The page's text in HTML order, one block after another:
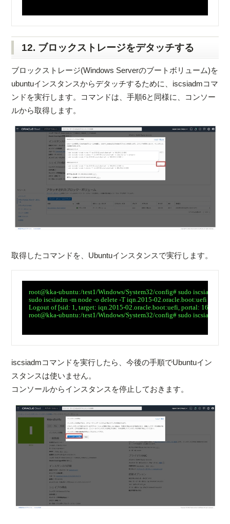
12. ブロックストレージをデタッチする
ブロックストレージ(Windows Serverのブートボリューム)を
ubuntuインスタンスからデタッチするために、iscsiadmコマ
ンドを実行します。コマンドは、手順6と同様に、コンソー
ルから取得します。
取得したコマンドを、Ubuntuインスタンスで実行します。
root@kka-ubuntu:/test1/Windows/System32/config# sudo iscsiadm -m
sudo iscsiadm -m node -o delete -T iqn.2015-02.oracle.boot:uefi -p
Logout of [sid: 1, target: iqn.2015-02.oracle.boot:uefi, portal:
root@kka-ubuntu:/test1/Windows/System32/config# sudo iscsiadm -
iscsiadmコマンドを実行したら、今後の手順でUbuntuイン
スタンスは使いません。
コンソールからインスタンスを停止しておきます。